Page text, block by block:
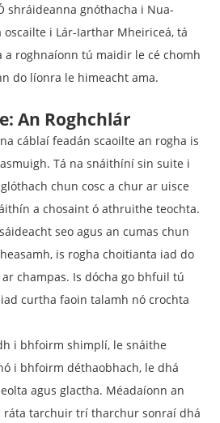
shráideanna gnóthacha i Nua-
oscailte i Lár-Iarthar Mheiriceá, tá
a roghnaíonn tú maidir le cé chomh
do líonra le himeacht ama.
An Roghchlár
cáblaí feadán scaoilte an rogha is
Tá na snáithíní sin suite i
chun cosc ​​a chur ar uisce
a chosaint ó athruithe teochta.
seo agus an cumas chun
is rogha choitianta iad do
champas. Is dócha go bhfuil tú
curtha faoin talamh nó crochta
i bhfoirm shimplí, le snáithe
i bhfoirm déthaobhach, le dhá
agus glactha. Méadaíonn an
ráta tarchuir trí tharchur sonraí dhá